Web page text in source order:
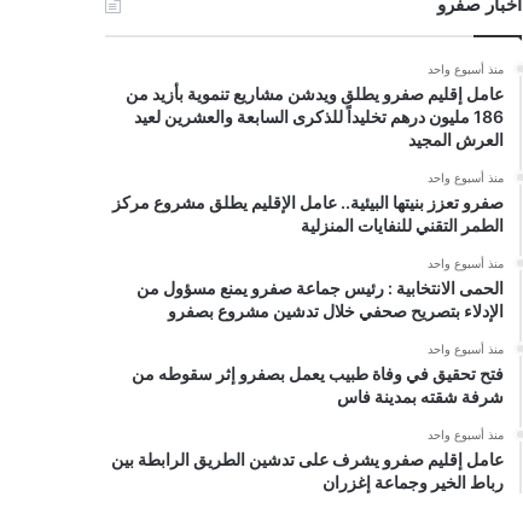
منذ أسبوع واحد
عامل إقليم صفرو يطلق ويدشن مشاريع تنموية بأزيد من
186 مليون درهم تخليداً للذكرى السابعة والعشرين لعيد
العرش المجيد
منذ أسبوع واحد
صفرو تعزز بنيتها البيئية.. عامل الإقليم يطلق مشروع مركز
الطمر التقني للنفايات المنزلية
منذ أسبوع واحد
الحمى الانتخابية : رئيس جماعة صفرو يمنع مسؤول من
الإدلاء بتصريح صحفي خلال تدشين مشروع بصفرو
منذ أسبوع واحد
فتح تحقيق في وفاة طبيب يعمل بصفرو إثر سقوطه من
شرفة شقته بمدينة فاس
منذ أسبوع واحد
عامل إقليم صفرو يشرف على تدشين الطريق الرابطة بين
رباط الخير وجماعة إغزران